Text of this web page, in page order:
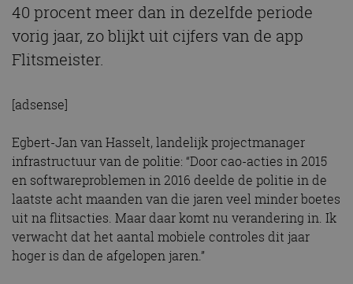
MotorRAI.nl
40 procent meer dan in dezelfde periode
vorig jaar, zo blijkt uit cijfers van de app
Flitsmeister.
[adsense]
Egbert-Jan van Hasselt, landelijk projectmanager
infrastructuur van de politie: “Door cao-acties in 2015
en softwareproblemen in 2016 deelde de politie in de
laatste acht maanden van die jaren veel minder boetes
uit na flitsacties. Maar daar komt nu verandering in. Ik
verwacht dat het aantal mobiele controles dit jaar
hoger is dan de afgelopen jaren.”